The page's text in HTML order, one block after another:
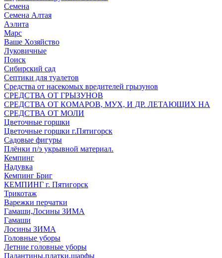
Семена
Семена Алтая
Аэлита
Марс
Ваше Хозяйство
Луковичные
Поиск
Сибирский сад
Септики для туалетов
Средства от насекомых вредителей грызунов
СPEДСТВА ОТ ГРЫЗУНОВ
СРЕДСТВА ОТ КОМАРОВ, МУХ, И ДР. ЛЕТАЮЩИХ НА
СРЕДСТВА ОТ МОЛИ
Цветочные горшки
Цветочные горшки г.Пятигорск
Садовые фигуры
Плёнки п/э укрывной материал.
Кемпинг
Надувка
Кемпинг Бриг
КЕМПИНГ г. Пятигорск
Трикотаж
Варежки перчатки
Гамаши,Лосины ЗИМА
Гамаши
Лосины ЗИМА
Головные уборы
Летние головные уборы
Палантины,платки,шарфы